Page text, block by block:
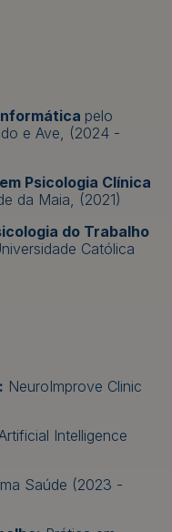
pelo
e Ave, (2024 -
Psicologia Clínica
da Maia, (2021)
do Trabalho
Católica
NeuroImprove Clinic
Intelligence
Saúde (2023 -